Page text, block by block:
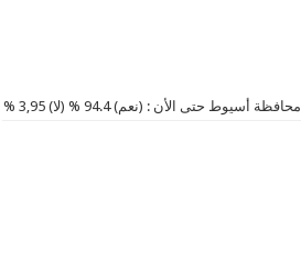
محافظة أسيوط حتى الأن : (نعم) 94.4 % (لا) 3,95 %